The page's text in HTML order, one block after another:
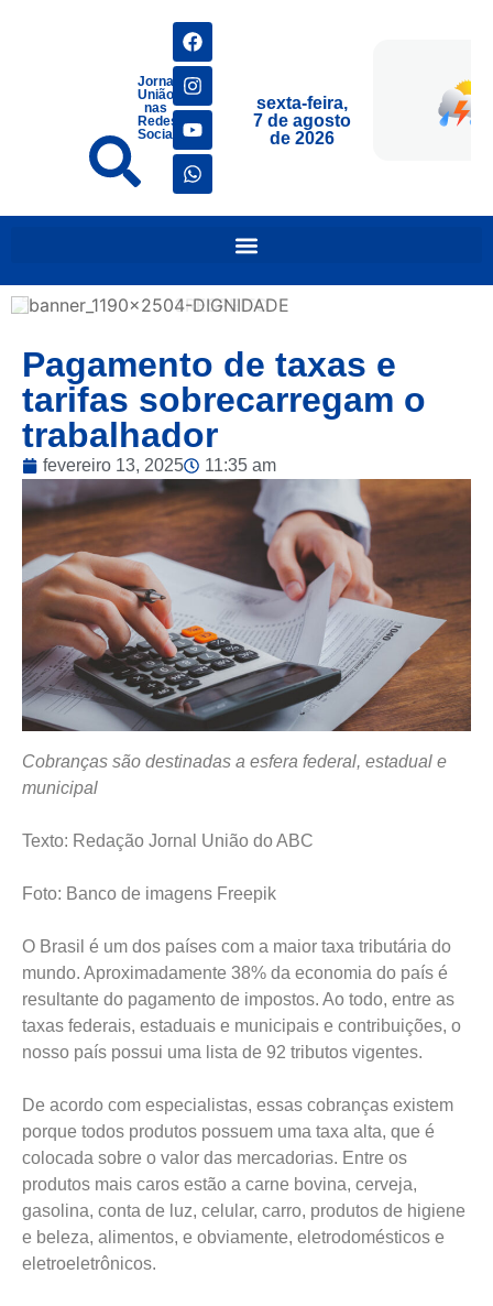
Jornais
União
nas
Redes
Sociais
sexta-feira,
7 de agosto
de 2026
Pagamento de taxas e
tarifas sobrecarregam o
trabalhador
fevereiro 13, 2025 11:35 am
Cobranças são destinadas a esfera federal, estadual e
municipal
Texto: Redação Jornal União do ABC
Foto: Banco de imagens Freepik
O Brasil é um dos países com a maior taxa tributária do
mundo. Aproximadamente 38% da economia do país é
resultante do pagamento de impostos. Ao todo, entre as
taxas federais, estaduais e municipais e contribuições, o
nosso país possui uma lista de 92 tributos vigentes.
De acordo com especialistas, essas cobranças existem
porque todos produtos possuem uma taxa alta, que é
colocada sobre o valor das mercadorias. Entre os
produtos mais caros estão a carne bovina, cerveja,
gasolina, conta de luz, celular, carro, produtos de higiene
e beleza, alimentos, e obviamente, eletrodomésticos e
eletroeletrônicos.